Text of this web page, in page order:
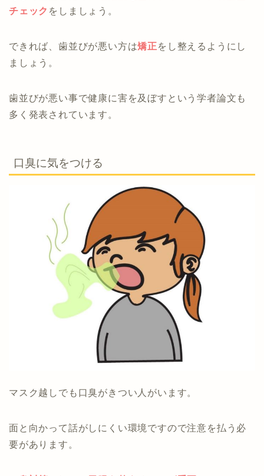
チェック をしましょう。
できれば、歯並びが悪い方は矯正をし整えるようにし
ましょう。
歯並びが悪い事で健康に害を及ぼすという学者論文も
多く発表されています。
口臭に気をつける
マスク越しでも口臭がきつい人がいます。
面と向かって話がしにくい環境ですので注意を払う必
要があります。